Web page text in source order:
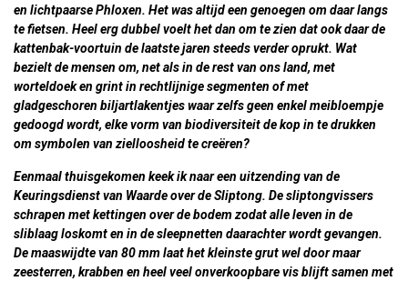
en lichtpaarse Phloxen. Het was altijd een genoegen om daar langs
te fietsen. Heel erg dubbel voelt het dan om te zien dat ook daar de
kattenbak-voortuin de laatste jaren steeds verder oprukt. Wat
bezielt de mensen om, net als in de rest van ons land, met
worteldoek en grint in rechtlijnige segmenten of met
gladgeschoren biljartlakentjes waar zelfs geen enkel meibloempje
gedoogd wordt, elke vorm van biodiversiteit de kop in te drukken
om symbolen van zielloosheid te creëren?
Eenmaal thuisgekomen keek ik naar een uitzending van de
Keuringsdienst van Waarde over de Sliptong. De sliptongvissers
schrapen met kettingen over de bodem zodat alle leven in de
sliblaag loskomt en in de sleepnetten daarachter wordt gevangen.
De maaswijdte van 80 mm laat het kleinste grut wel door maar
zeesterren, krabben en heel veel onverkoopbare vis blijft samen met